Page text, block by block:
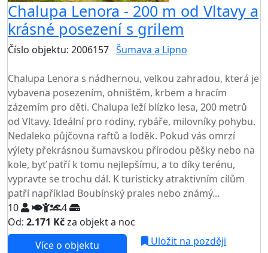
Chalupa Lenora - 200 m od Vltavy a
krásné posezení s grilem
Číslo objektu: 2006157 Šumava a Lipno
Chalupa Lenora s nádhernou, velkou zahradou, která je
vybavena posezením, ohništěm, krbem a hracím
zázemím pro děti. Chalupa leží blízko lesa, 200 metrů
od Vltavy. Ideální pro rodiny, rybáře, milovníky pohybu.
Nedaleko půjčovna raftů a loděk. Pokud vás omrzí
výlety překrásnou šumavskou přírodou pěšky nebo na
kole, byť patří k tomu nejlepšímu, a to díky terénu,
vypravte se trochu dál. K turisticky atraktivním cílům
patří například Boubínský prales nebo známý...
10
4
Od: 2.171 Kčza objekt a noc
Více o objektu Uložit na později